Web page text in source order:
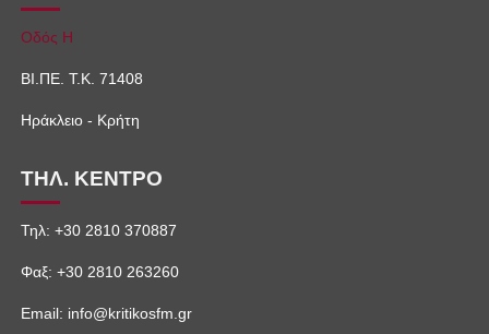
Οδός Η
ΒΙ.ΠΕ. Τ.Κ. 71408
Ηράκλειο - Κρήτη
ΤΗΛ. ΚΕΝΤΡΟ
Τηλ: +30 2810 370887
Φαξ: +30 2810 263260
Email: info@kritikosfm.gr